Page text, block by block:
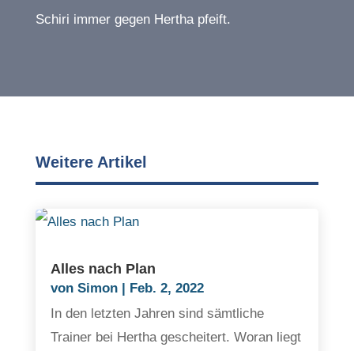
Schiri immer gegen Hertha pfeift.
Weitere Artikel
Alles nach Plan
von Simon| Feb. 2, 2022
In den letzten Jahren sind sämtliche
Trainer bei Hertha gescheitert. Woran liegt